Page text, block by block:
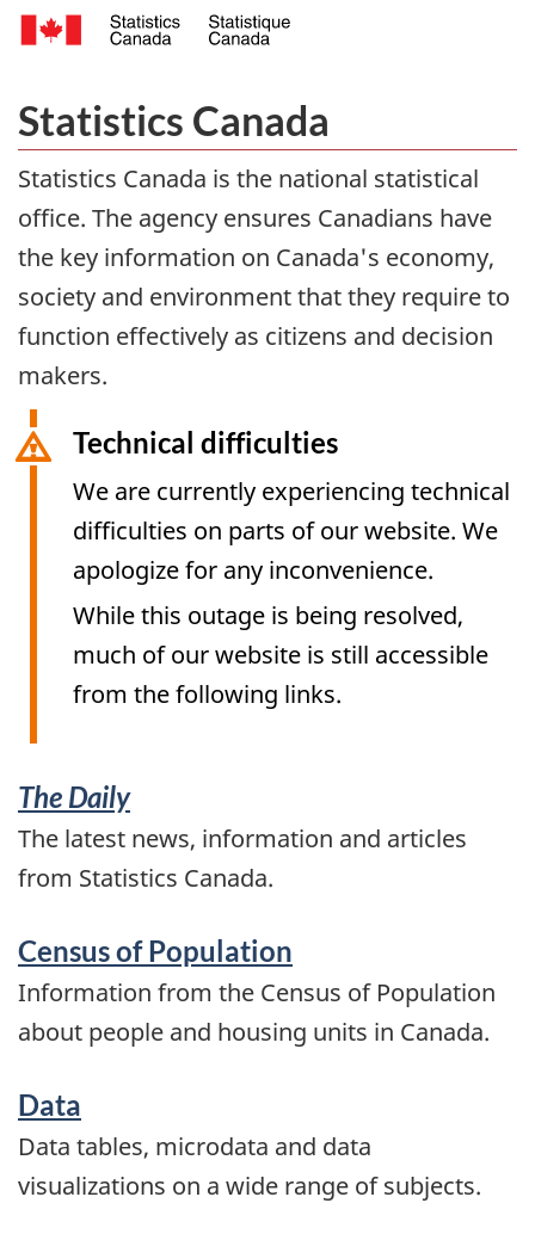
au
contenu
français
Statistics Canada
Statistics Canada is the national statistical
office. The agency ensures Canadians have
the key information on Canada's economy,
society and environment that they require to
function effectively as citizens and decision
makers.
Technical difficulties
We are currently experiencing technical
difficulties on parts of our website. We
apologize for any inconvenience.
While this outage is being resolved,
much of our website is still accessible
from the following links.
Services
and
information
The Daily
The latest news, information and articles
from Statistics Canada.
Census of Population
Information from the Census of Population
about people and housing units in Canada.
Data
Data tables, microdata and data
visualizations on a wide range of subjects.